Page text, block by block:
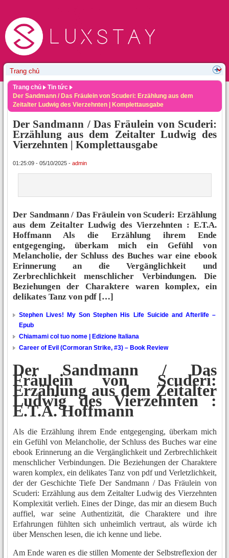
Trang chủ
Tin tức
Der Sandmann / Das Fräulein von Scuderi: Erzählung aus dem
Zeitalter Ludwig des Vierzehnten | Komplettausgabe
Der Sandmann / Das Fräulein von Scuderi:
Erzählung aus dem Zeitalter Ludwig des
Vierzehnten | Komplettausgabe
01:25:09 - 05/10/2025 - admin
Der Sandmann / Das Fräulein von Scuderi: Erzählung
aus dem Zeitalter Ludwig des Vierzehnten : E.T.A.
Hoffmann Als die Erzählung ihrem Ende
entgegenging, überkam mich ein Gefühl von
Melancholie, der Schluss des Buches war eine ebook
Erinnerung an die Vergänglichkeit und
Zerbrechlichkeit menschlicher Verbindungen. Die
Beziehungen der Charaktere waren komplex, ein
delikates Tanz von pdf […]
Stephen Lives! My Son Stephen His Life Suicide and Afterlife –
Epub
Chiamami col tuo nome | Edizione Italiana
Career of Evil (Cormoran Strike, #3) – Book Review
Der Sandmann / Das
Fräulein von Scuderi:
Erzählung aus dem Zeitalter
Ludwig des Vierzehnten :
E.T.A. Hoffmann
Als die Erzählung ihrem Ende entgegenging, überkam mich
ein Gefühl von Melancholie, der Schluss des Buches war eine
ebook Erinnerung an die Vergänglichkeit und Zerbrechlichkeit
menschlicher Verbindungen. Die Beziehungen der Charaktere
waren komplex, ein delikates Tanz von pdf und Verletzlichkeit,
der der Geschichte Tiefe Der Sandmann / Das Fräulein von
Scuderi: Erzählung aus dem Zeitalter Ludwig des Vierzehnten
Komplexität verlieh. Eines der Dinge, das mir an diesem Buch
auffiel, war seine Authentizität, die Charaktere und ihre
Erfahrungen fühlten sich unheimlich vertraut, als würde ich
über Menschen lesen, die ich kenne und liebe.
Am Ende waren es die stillen Momente der Selbstreflexion der